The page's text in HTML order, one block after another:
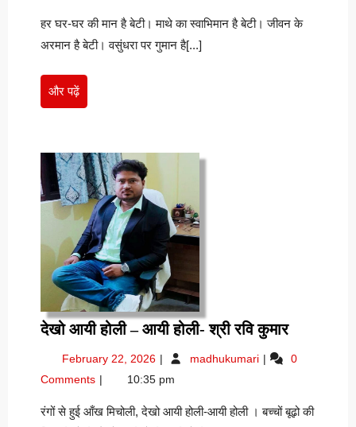
मणिकांत
–
मणि
हर घर-घर की मान है बेटी। माथे का स्वाभिमान है बेटी। जीवन के
अरमान है बेटी। वसुंधरा पर गुमान है[...]
और पढ़ेंऔर
पढ़ें
देखो आयी होली – आयी होली- श्री रवि कुमारदेखो
होली
आयी
February 22, 2026 February
2026
madhukumari देखो
0
Comments
10:35 pm
रंगों से हुई आँख मिचोली, देखो आयी होली-आयी होली । बच्चों बूढ़ो की